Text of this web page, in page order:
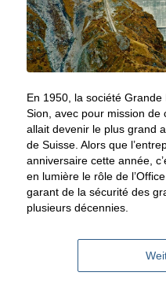
En 1950, la société
Sion, avec pour mission de
allait devenir le plus grand
de Suisse. Alors que
anniversaire cette année,
en lumière le rôle de
garant de la sécurité des
plusieurs décennies.